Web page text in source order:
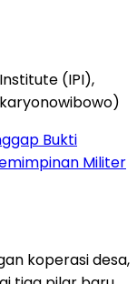
Bukti
Militer